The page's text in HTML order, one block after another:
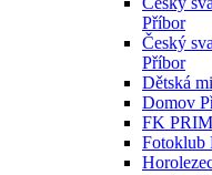
Příbor
Český
Příbor
Dětská
Domov
FK
Fotoklub